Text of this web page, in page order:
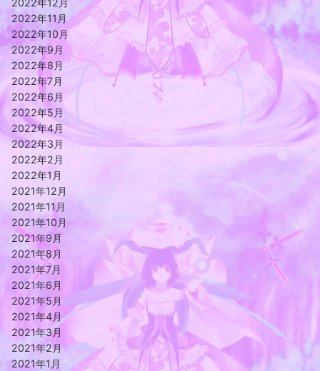
2022年12月
2022年11月
2022年10月
2022年9月
2022年8月
2022年7月
2022年6月
2022年5月
2022年4月
2022年3月
2022年2月
2022年1月
2021年12月
2021年11月
2021年10月
2021年9月
2021年8月
2021年7月
2021年6月
2021年5月
2021年4月
2021年3月
2021年2月
2021年1月